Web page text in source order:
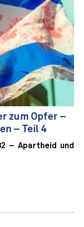
zum Opfer –
– Teil 4
– Apartheid und